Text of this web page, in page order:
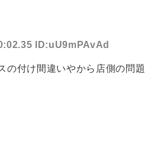
ID:uU9mPAvAd
の付け間違いやから店側の問題